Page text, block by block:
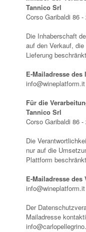
Tannico Srl
Corso Garibaldi 86
Die Inhaberschaft
auf den Verkauf,
Lieferung
E-Mailadresse des
info@wineplatform.it
Für die
Tannico Srl
Corso Garibaldi 86
Die
nur auf die
Plattform
E-Mailadresse des
info@wineplatform.it
Der
Mailadresse